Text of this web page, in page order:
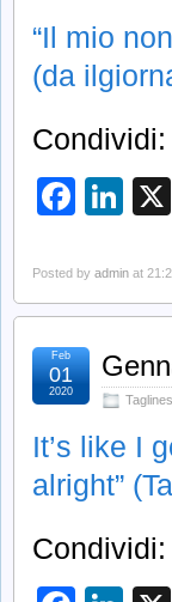
“Il mio
(da
Condividi:
Posted by admin at
Feb
01
2020
It’s like I
alright”
Condividi: